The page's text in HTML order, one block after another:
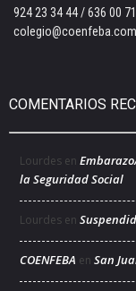
924 23 34 44 / 636 00
colegio@coenfeba.com
COMENTARIOS
Lourdes en
la Seguridad Social
Lourdes en
COENFEBA en San